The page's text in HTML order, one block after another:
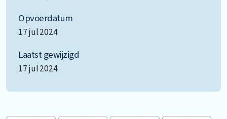
Opvoerdatum
17 jul 2024
Laatst gewijzigd
17 jul 2024